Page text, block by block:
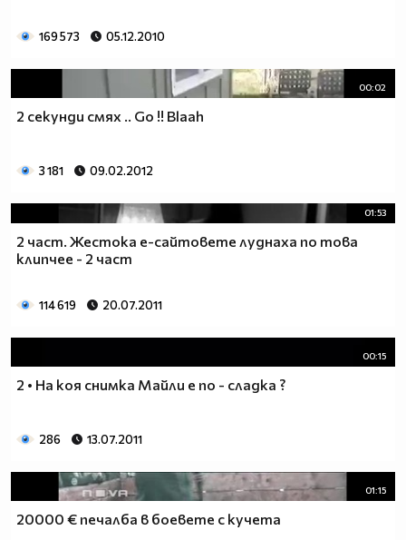
169 573 05.12.2010
00:02
2 секунди смях .. Go !! Blaah
3 181 09.02.2012
01:53
2 част. Жестока е-сайтовете луднаха по това
клипчее - 2 част
114 619 20.07.2011
00:15
2 • На коя снимка Майли е по - сладка ?
286 13.07.2011
01:15
20000 € печалба в боевете с кучета